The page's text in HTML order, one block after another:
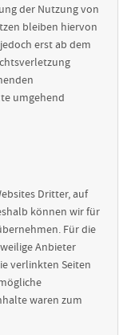
der Nutzung von
bleiben hiervon
erst ab dem
umgehend
Dritter, auf
können wir für
Für die
Anbieter
verlinkten Seiten
waren zum